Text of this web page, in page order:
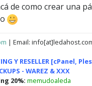
de como crear una
| Email:
Y RESELLER [cPanel,
- WAREZ & XXX
20%: memudoaleda